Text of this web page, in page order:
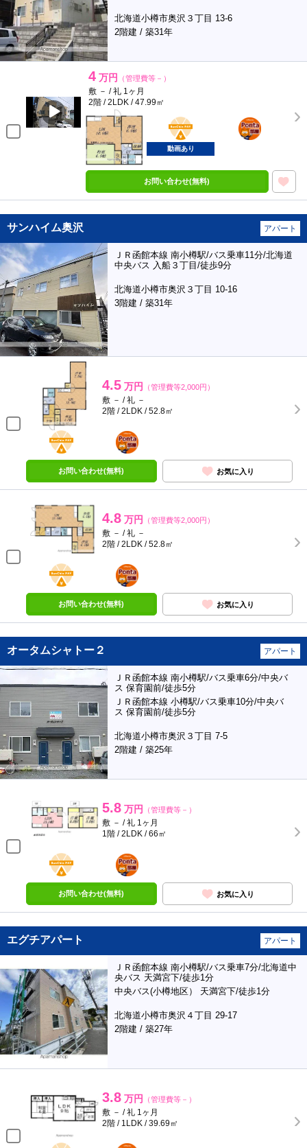
北海道小樽市奥沢３丁目 13-6
2階建 / 築31年
4 万円 （管理費等－）
敷 － / 礼 1ヶ月
2階 / 2LDK / 47.99㎡
BunChinPAY
ポンタ
部屋
動画あり
お問い合わせ(無料)
サンハイム奥沢 アパート
ＪＲ函館本線 南小樽駅/バス乗車11分/北海道
中央バス 入船３丁目/徒歩9分
北海道小樽市奥沢３丁目 10-16
3階建 / 築31年
4.5 万円 （管理費等2,000円）
敷 － / 礼 －
2階 / 2LDK / 52.8㎡
BunChinPAY
ポンタ
部屋
お問い合わせ(無料) お気に入り
4.8 万円 （管理費等2,000円）
敷 － / 礼 －
2階 / 2LDK / 52.8㎡
BunChinPAY
ポンタ
部屋
お問い合わせ(無料) お気に入り
オータムシャトー２ アパート
ＪＲ函館本線 南小樽駅/バス乗車6分/中央バ
ス 保育園前/徒歩5分
ＪＲ函館本線 小樽駅/バス乗車10分/中央バ
ス 保育園前/徒歩5分
北海道小樽市奥沢３丁目 7-5
2階建 / 築25年
5.8 万円 （管理費等－）
敷 － / 礼 1ヶ月
1階 / 2LDK / 66㎡
BunChinPAY
ポンタ
部屋
お問い合わせ(無料) お気に入り
エグチアパート アパート
ＪＲ函館本線 南小樽駅/バス乗車7分/北海道中
央バス 天満宮下/徒歩1分
中央バス(小樽地区） 天満宮下/徒歩1分
北海道小樽市奥沢４丁目 29-17
2階建 / 築27年
3.8 万円 （管理費等－）
敷 － / 礼 1ヶ月
2階 / 1LDK / 39.69㎡
BunChinPAY ポンタ